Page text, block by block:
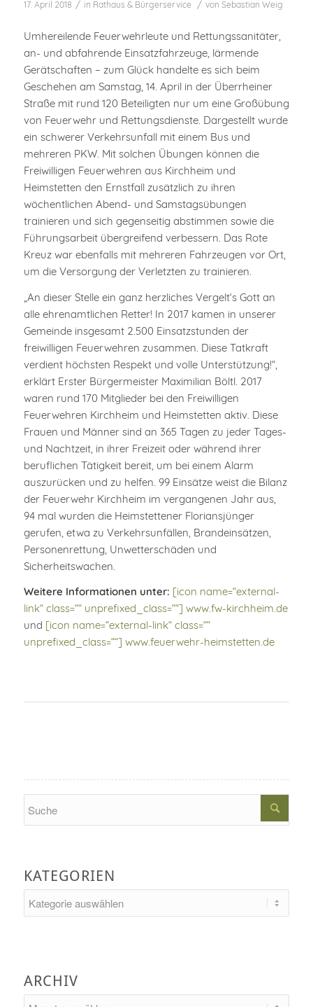
17. April 2018 / in Rathaus & Bürgerservice / von Sebastian Weig
Umhereilende Feuerwehrleute und Rettungssanitäter,
an- und abfahrende Einsatzfahrzeuge, lärmende
Gerätschaften – zum Glück handelte es sich beim
Geschehen am Samstag, 14. April in der Überrheiner
Straße mit rund 120 Beteiligten nur um eine Großübung
von Feuerwehr und Rettungsdienste. Dargestellt wurde
ein schwerer Verkehrsunfall mit einem Bus und
mehreren PKW. Mit solchen Übungen können die
Freiwilligen Feuerwehren aus Kirchheim und
Heimstetten den Ernstfall zusätzlich zu ihren
wöchentlichen Abend- und Samstagsübungen
trainieren und sich gegenseitig abstimmen sowie die
Führungsarbeit übergreifend verbessern. Das Rote
Kreuz war ebenfalls mit mehreren Fahrzeugen vor Ort,
um die Versorgung der Verletzten zu trainieren.
„An dieser Stelle ein ganz herzliches Vergelt‘s Gott an
alle ehrenamtlichen Retter! In 2017 kamen in unserer
Gemeinde insgesamt 2.500 Einsatzstunden der
freiwilligen Feuerwehren zusammen. Diese Tatkraft
verdient höchsten Respekt und volle Unterstützung!“,
erklärt Erster Bürgermeister Maximilian Böltl. 2017
waren rund 170 Mitglieder bei den Freiwilligen
Feuerwehren Kirchheim und Heimstetten aktiv. Diese
Frauen und Männer sind an 365 Tagen zu jeder Tages-
und Nachtzeit, in ihrer Freizeit oder während ihrer
beruflichen Tätigkeit bereit, um bei einem Alarm
auszurücken und zu helfen. 99 Einsätze weist die Bilanz
der Feuerwehr Kirchheim im vergangenen Jahr aus,
94 mal wurden die Heimstettener Floriansjünger
gerufen, etwa zu Verkehrsunfällen, Brandeinsätzen,
Personenrettung, Unwetterschäden und
Sicherheitswachen.
Weitere Informationen unter: [icon name=“external-
link“ class=““ unprefixed_class=““] www.fw-kirchheim.de
und [icon name=“external-link“ class=““
unprefixed_class=““] www.feuerwehr-heimstetten.de
KATEGORIEN
ARCHIV